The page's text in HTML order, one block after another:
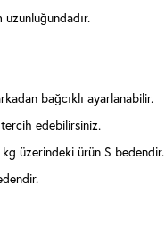
bağcıklı ayarlanabilir.
tercih edebilirsiniz.
üzerindeki ürün S bedendir.